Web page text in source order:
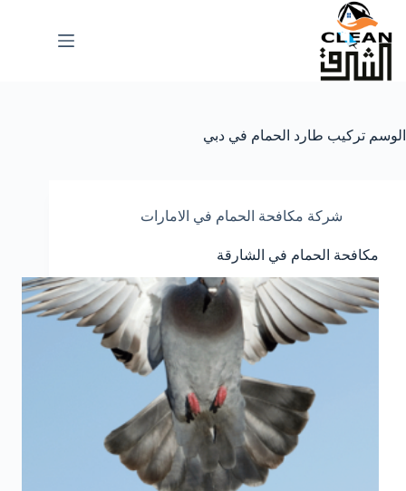
التجاوز
المحتوى
الوسم تركيب طارد الحمام في دبي
شركة مكافحة الحمام في الامارات
مكافحة الحمام في الشارقة